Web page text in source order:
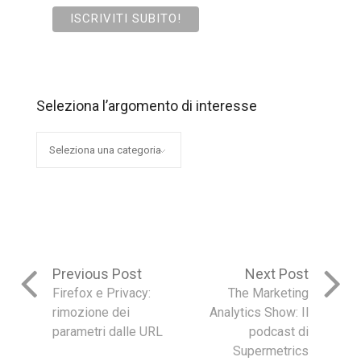
Seleziona l’argomento di interesse
Previous Post
Firefox e Privacy:
rimozione dei
parametri dalle URL
Next Post
The Marketing
Analytics Show: Il
podcast di
Supermetrics